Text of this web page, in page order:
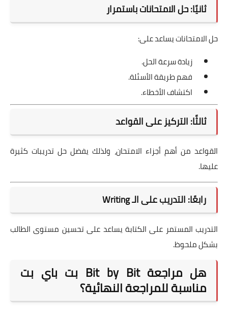
ثانيًا: حل الامتحانات باستمرار
حل الامتحانات يساعد على:
زيادة سرعة الحل.
فهم طريقة الأسئلة.
اكتشاف الأخطاء.
ثالثًا: التركيز على القواعد
القواعد من أهم أجزاء الامتحان، ولذلك يفضل حل تدريبات كثيرة
عليها.
رابعًا: التدريب على الـ Writing
التدريب المستمر على الكتابة يساعد على تحسين مستوى الطالب
بشكل ملحوظ.
هل مراجعة Bit by Bit بت باي بت
مناسبة للمراجعة النهائية؟